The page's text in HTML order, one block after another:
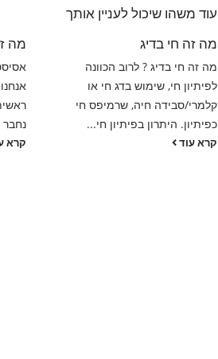
עוד משהו שיכול לעניין אותך
מה זה חי בדיג
מה זה חי בדיג ? לרוב הכוונה
לפיתיון חי, שימוש בדג חי או
קלמרי/סבידה חיה, שרמיפס חי
כפיתיון. היתרון בפיתיון חי...
קרא עוד
מה
נחבר
קרא